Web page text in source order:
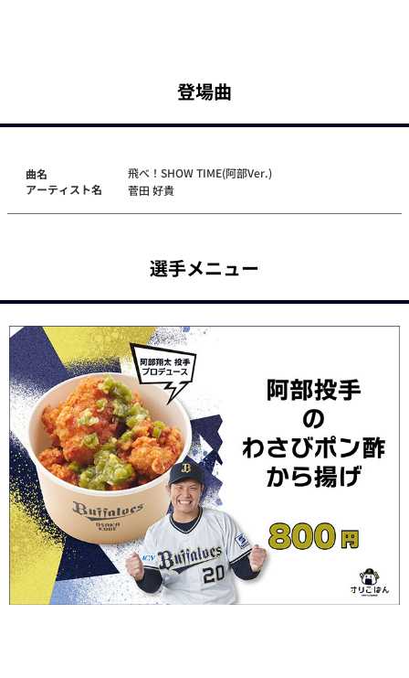
登場曲
曲名
アーティスト名
飛べ！SHOW TIME(阿部Ver.)
菅田 好貴
選手メニュー